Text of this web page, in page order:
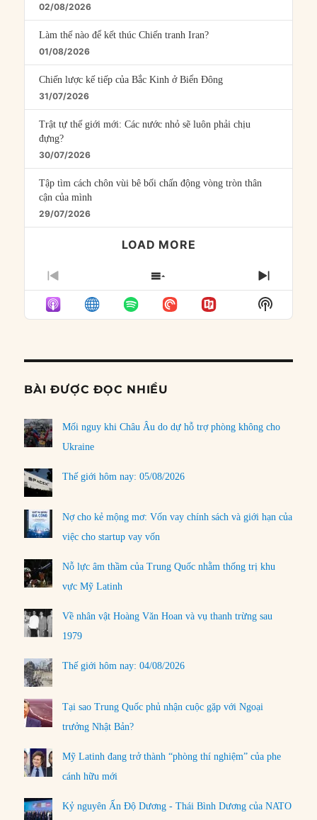
02/08/2026
Làm thế nào để kết thúc Chiến tranh Iran?
01/08/2026
Chiến lược kế tiếp của Bắc Kinh ở Biển Đông
31/07/2026
Trật tự thế giới mới: Các nước nhỏ sẽ luôn phải chịu
đựng?
30/07/2026
Tập tìm cách chôn vùi bê bối chấn động vòng tròn thân
cận của mình
29/07/2026
LOAD MORE
PREVIOUS
EPISODE
SHOW
EPISODES
LIST
NEXT
Show
Podcast
BÀI ĐƯỢC ĐỌC NHIỀU
Mối nguy khi Châu Âu do dự hỗ trợ phòng không cho
Ukraine
Thế giới hôm nay: 05/08/2026
Nợ cho kẻ mộng mơ: Vốn vay chính sách và giới hạn của
việc cho startup vay vốn
Nỗ lực âm thầm của Trung Quốc nhằm thống trị khu
vực Mỹ Latinh
Về nhân vật Hoàng Văn Hoan và vụ thanh trừng sau
1979
Thế giới hôm nay: 04/08/2026
Tại sao Trung Quốc phủ nhận cuộc gặp với Ngoại
trưởng Nhật Bản?
Mỹ Latinh đang trở thành “phòng thí nghiệm” của phe
cánh hữu mới
Kỷ nguyên Ấn Độ Dương - Thái Bình Dương của NATO